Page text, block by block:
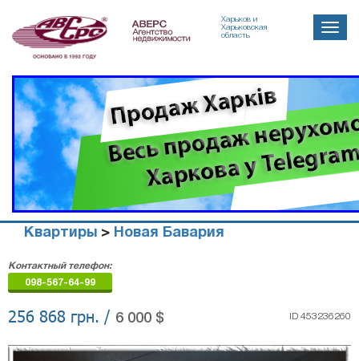
Харьков и
Харьковская
область
Toggle
Квартиры > Новая Бавария
недвижимости
"Аверс"
Контактный телефон:
098-567-64-99
256 868 грн. / 6 000 $ ID 453236260